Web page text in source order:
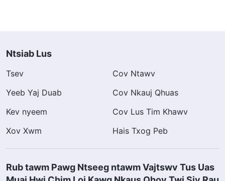
Ntsiab Lus
Tsev
Cov Ntawv
Yeeb Yaj Duab
Cov Nkauj Qhuas
Kev nyeem
Cov Lus Tim Khawv
Xov Xwm
Hais Txog Peb
Rub tawm Pawg Ntseeg ntawm Vajtswv Tus Uas